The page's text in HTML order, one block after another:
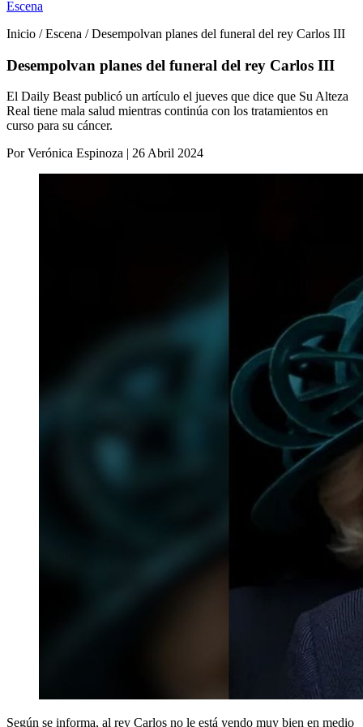
Escena
Inicio / Escena / Desempolvan planes del funeral del rey Carlos III
Desempolvan planes del funeral del rey Carlos III
El Daily Beast publicó un artículo el jueves que dice que Su Alteza
Real tiene mala salud mientras continúa con los tratamientos en
curso para su cáncer.
Por Verónica Espinoza | 26 Abril 2024
Según se informa, al rey Carlos no le está yendo muy bien en medio